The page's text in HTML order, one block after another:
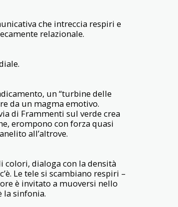
che intreccia respiri e
relazionale.
un “turbine delle
da un magma emotivo.
di Frammenti sul verde crea
erompono con forza quasi
all’altrove.
colori, dialoga con la densità
Le tele si scambiano respiri –
è invitato a muoversi nello
la sinfonia.